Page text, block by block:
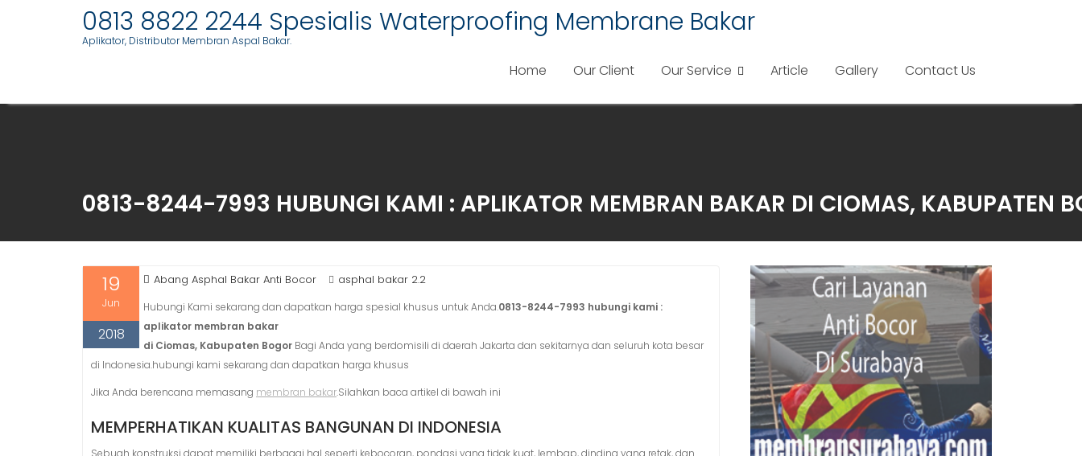
0813 8822 2244 Spesialis Waterproofing Membrane Bakar
Aplikator, Distributor Membran Aspal Bakar.
Home Our Client Our Service Article Gallery Contact Us
0813-8244-7993 HUBUNGI KAMI : APLIKATOR MEMBRAN BAKAR DI CIOMAS, KABUPATEN
19
Jun
2018
Abang Asphal Bakar Anti Bocor asphal bakar 2.2
Hubungi Kami sekarang dan dapatkan harga spesial khusus untuk Anda.0813-8244-7993 hubungi kami :
aplikator membran bakar
di Ciomas, Kabupaten Bogor Bagi Anda yang berdomisili di daerah Jakarta dan sekitarnya dan seluruh kota besar
di Indonesia.hubungi kami sekarang dan dapatkan harga khusus
Jika Anda berencana memasang membran bakar.Silahkan baca artikel di bawah ini
MEMPERHATIKAN KUALITAS BANGUNAN DI INDONESIA
Sebuah konstruksi dapat memiliki berbagai hal seperti kebocoran, pondasi yang tidak kuat, lembap, dinding yang retak, dan